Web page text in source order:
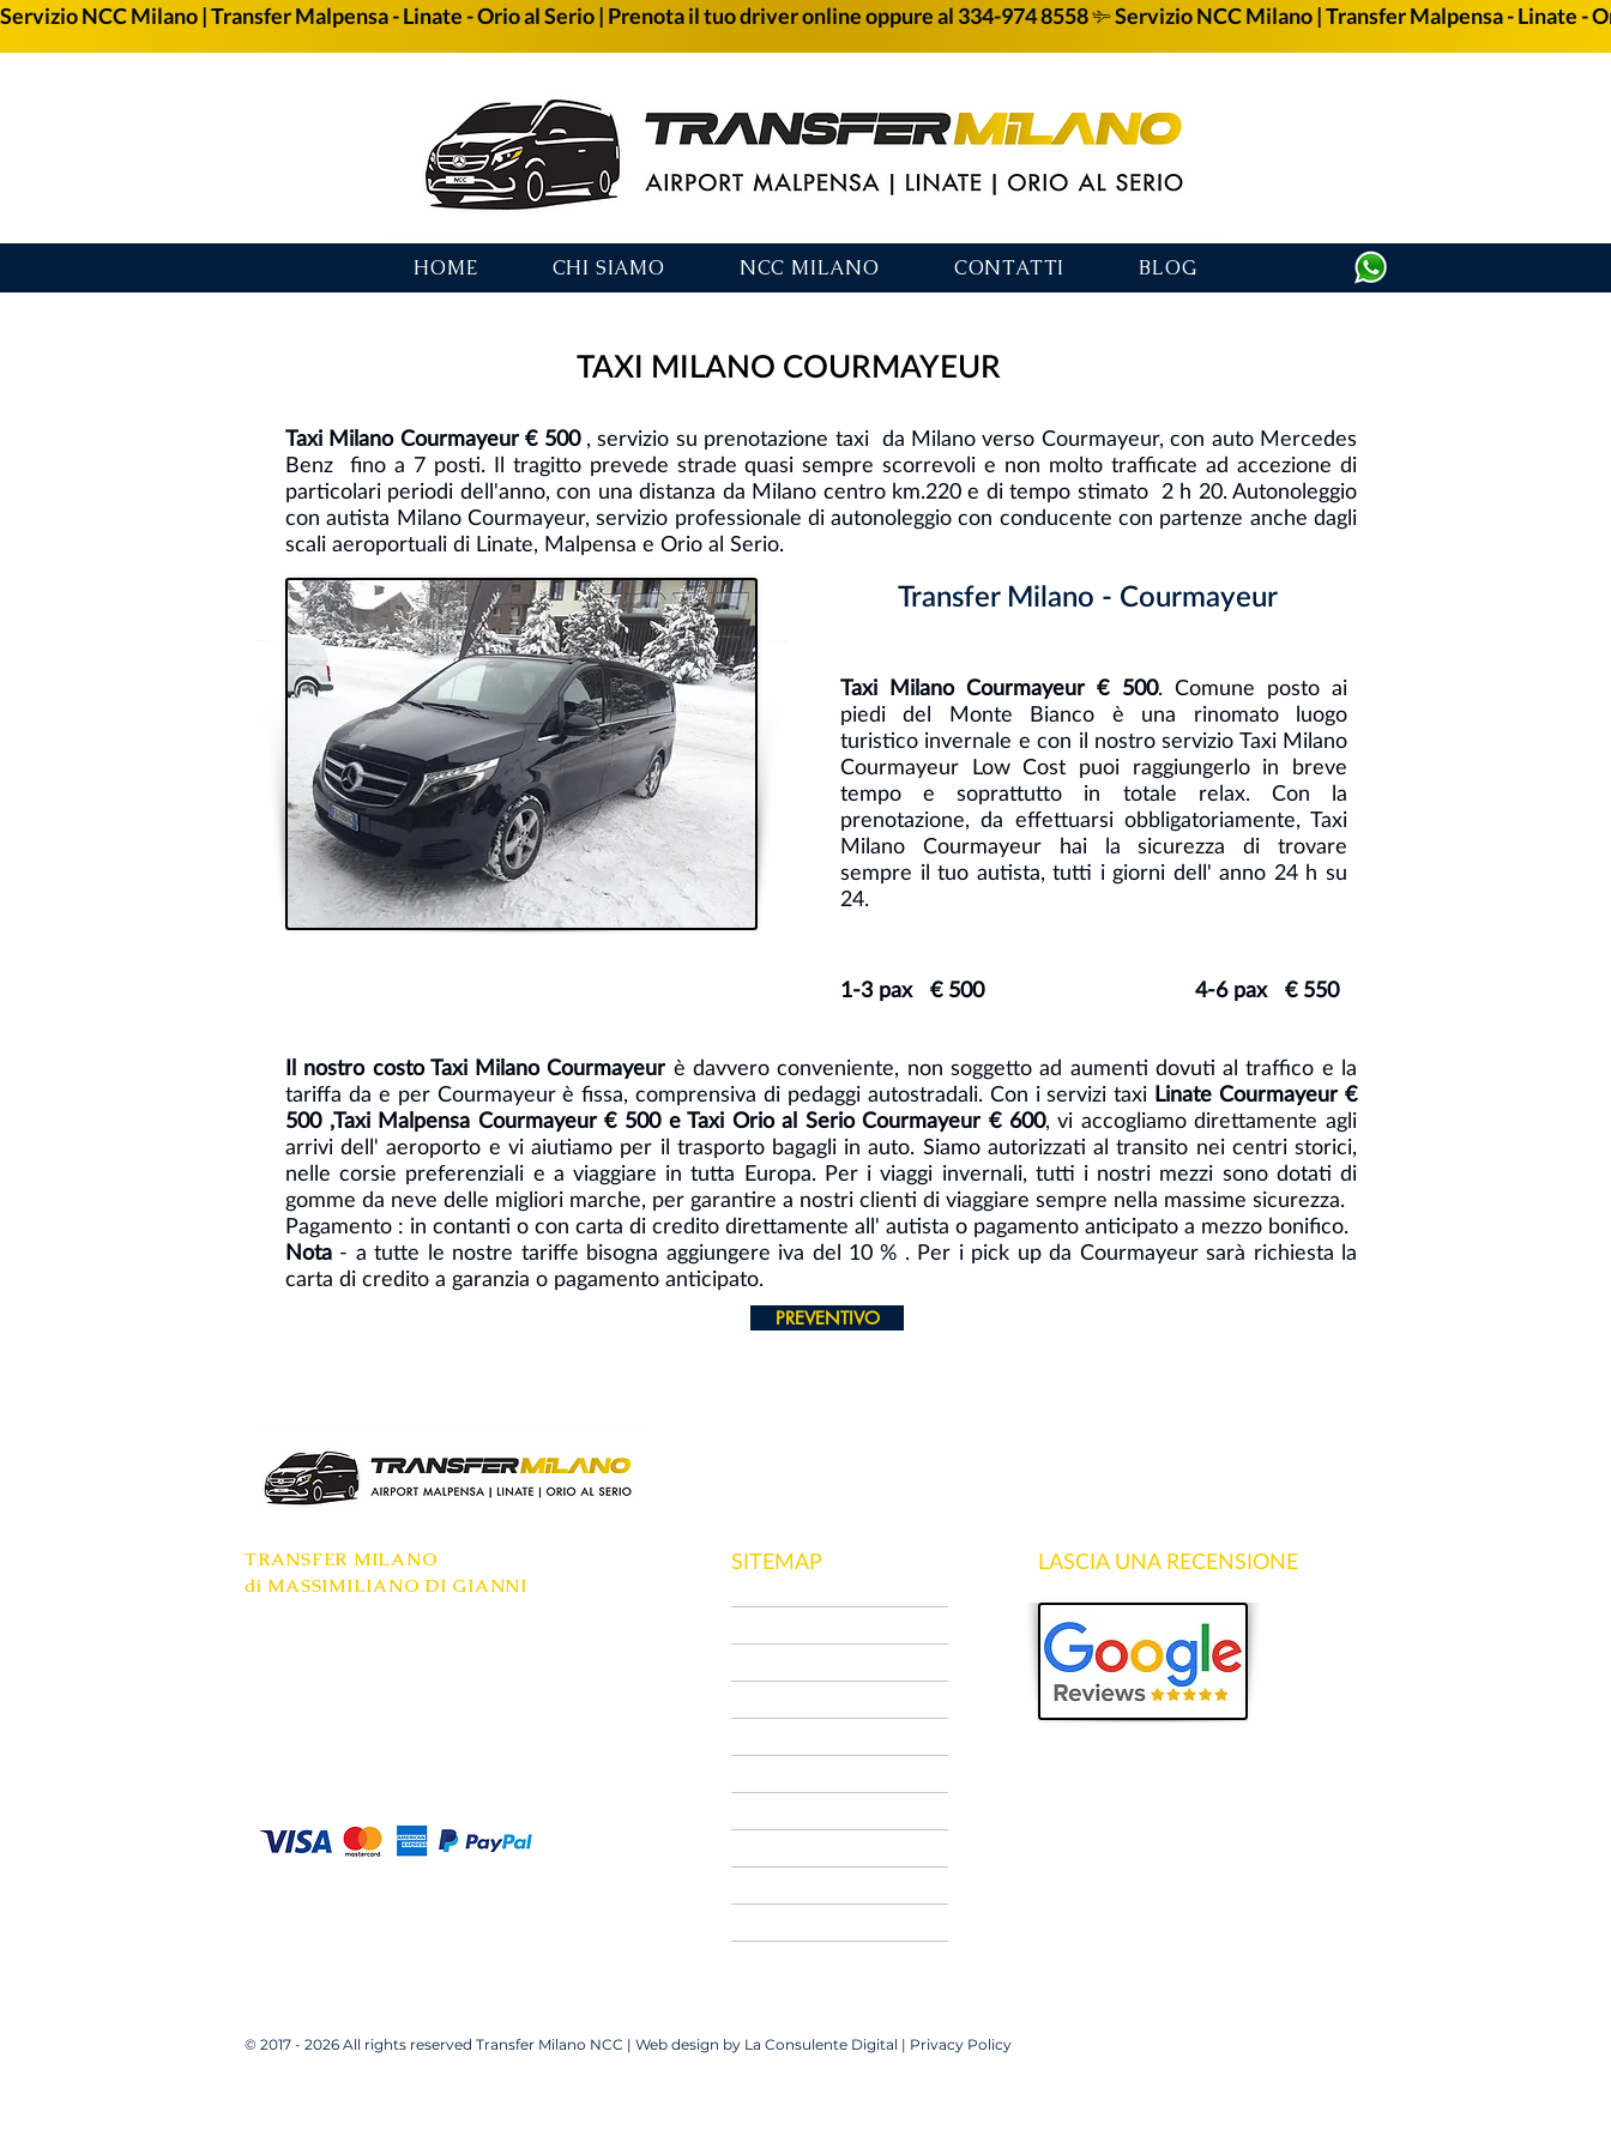
Servizio NCC Milano | Transfer Malpensa - Linate - Orio al Serio | Prenota il tuo driver online oppure al 334-974 8558
HOME CHI SIAMO NCC MILANO CONTATTI BLOG
TAXI MILANO COURMAYEUR
Taxi Milano Courmayeur € 500, servizio su prenotazione taxi da Milano verso Courmayeur, con auto Mercedes
Benz fino a 7 posti. Il tragitto prevede strade quasi sempre scorrevoli e non molto trafficate ad accezione di
particolari periodi dell'anno, con una distanza da Milano centro km.220 e di tempo stimato 2 h 20. Autonoleggio
con autista Milano Courmayeur, servizio professionale di autonoleggio con conducente con partenze anche dagli
scali aeroportuali di Linate, Malpensa e Orio al Serio.
Transfer Milano - Courmayeur
Taxi Milano Courmayeur € 500. Comune posto ai
piedi del Monte Bianco è una rinomato luogo
turistico invernale e con il nostro servizio Taxi Milano
Courmayeur Low Cost puoi raggiungerlo in breve
tempo e soprattutto in totale relax. Con la
prenotazione, da effettuarsi obbligatoriamente, Taxi
Milano Courmayeur hai la sicurezza di trovare
sempre il tuo autista, tutti i giorni dell' anno 24 h su
24.
1-3 pax € 500 4-6 pax € 550
Il nostro costo Taxi Milano Courmayeurè davvero conveniente, non soggetto ad aumenti dovuti al traffico e la
tariffa da e per Courmayeur è fissa, comprensiva di pedaggi autostradali. Con i servizi taxi Linate Courmayeur €
500 ,Taxi Malpensa Courmayeur € 500 e Taxi Orio al Serio Courmayeur € 600, vi accogliamo direttamente agli
arrivi dell' aeroporto e vi aiutiamo per il trasporto bagagli in auto. Siamo autorizzati al transito nei centri storici,
nelle corsie preferenziali e a viaggiare in tutta Europa. Per i viaggi invernali, tutti i nostri mezzi sono dotati di
gomme da neve delle migliori marche, per garantire a nostri clienti di viaggiare sempre nella massime sicurezza.
Pagamento : in contanti o con carta di credito direttamente all' autista o pagamento anticipato a mezzo bonifico.
Nota - a tutte le nostre tariffe bisogna aggiungere iva del 10 % . Per i pick up da Courmayeur sarà richiesta la
carta di credito a garanzia o pagamento anticipato.
PREVENTIVO
TRANSFER MILANO
di MASSIMILIANO DI GIANNI
SITEMAP LASCIA UNA RECENSIONE
© 2017 - 2026 All rights reserved Transfer Milano NCC | Web design by La Consulente Digital | Privacy Policy